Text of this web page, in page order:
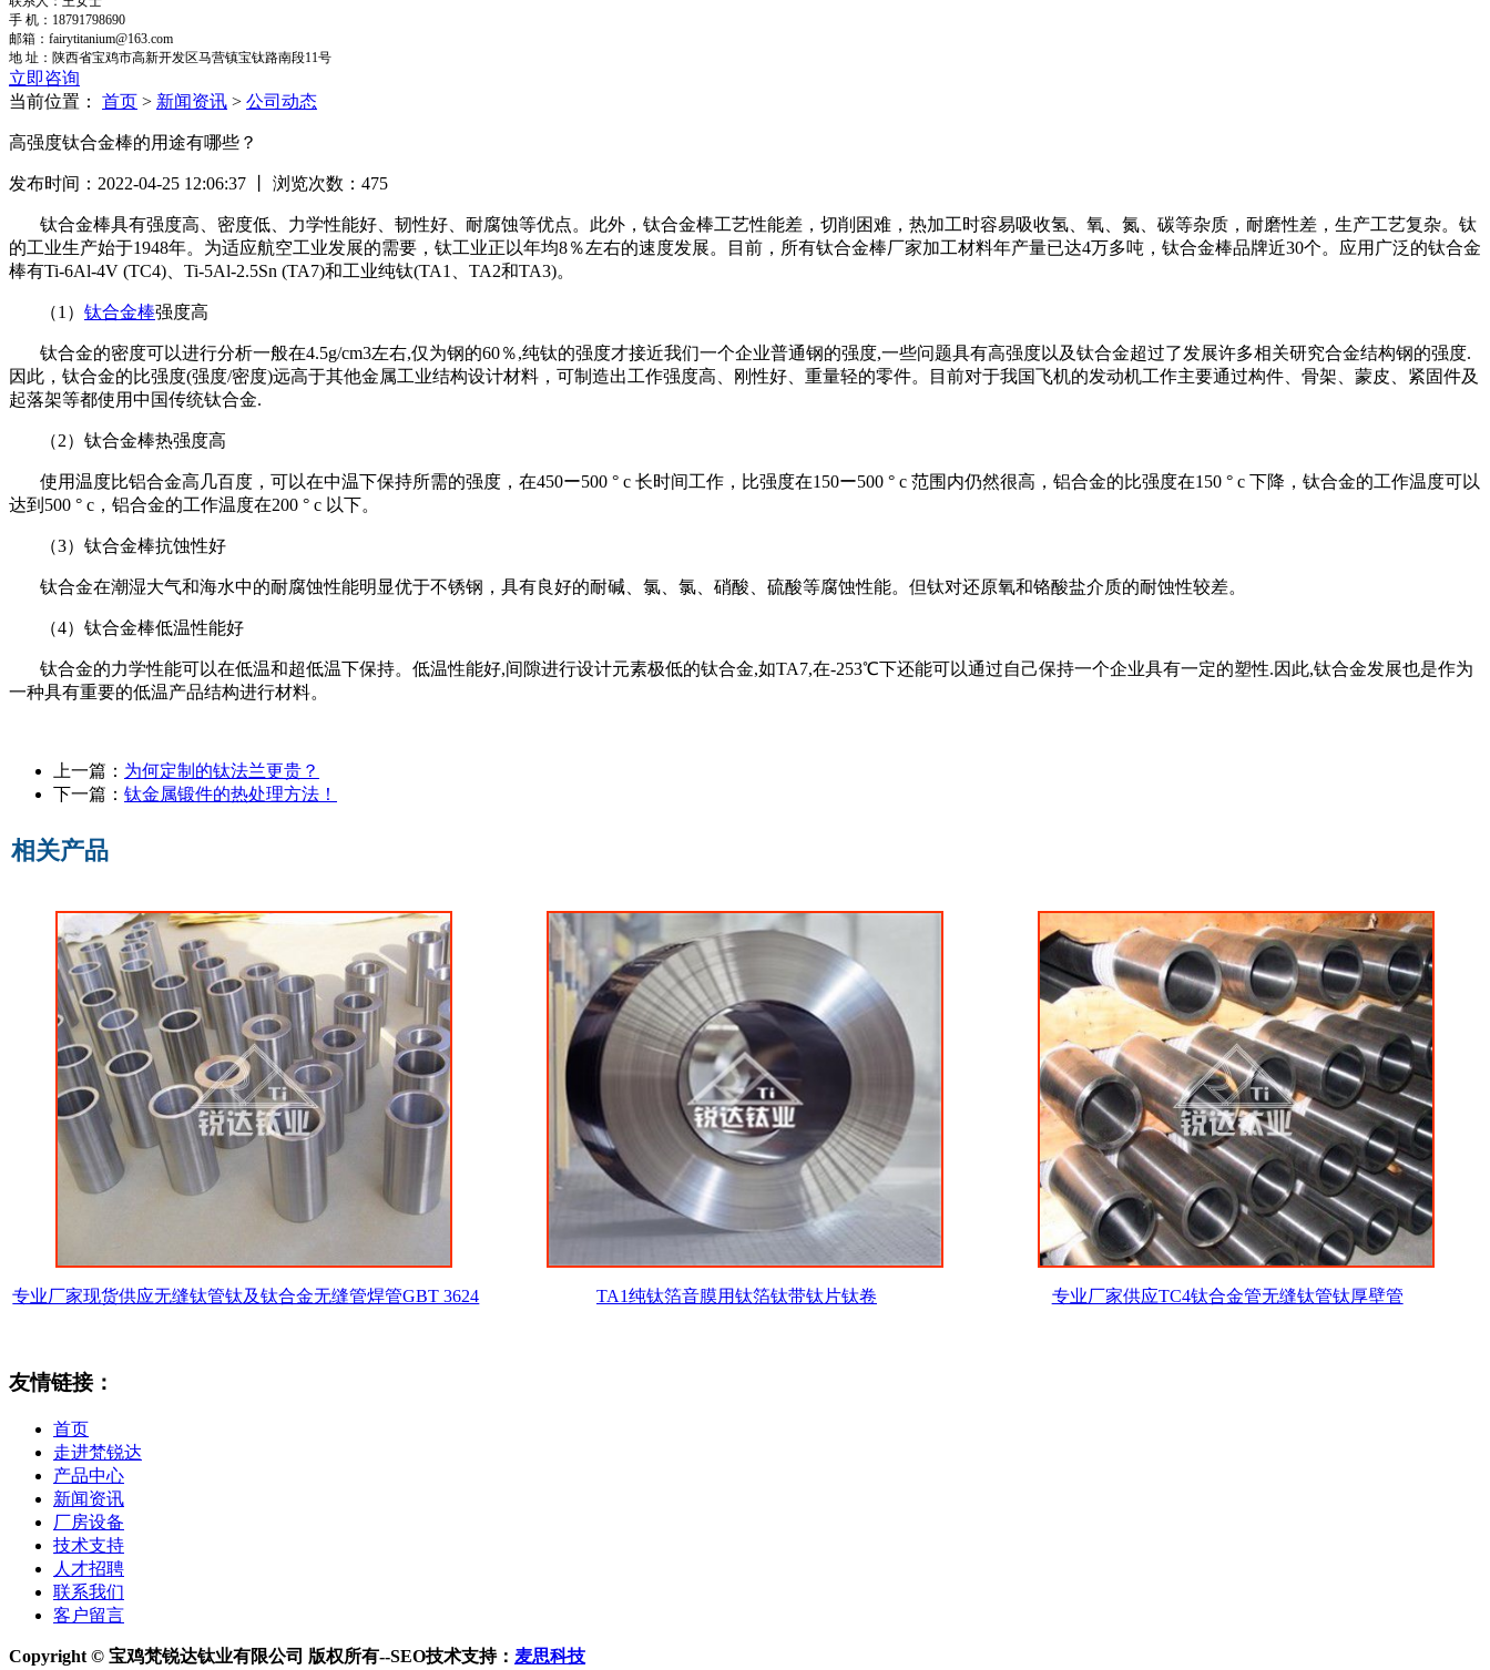
手 机：18791798690
邮箱：fairytitanium@163.com
地 址：陕西省宝鸡市高新开发区马营镇宝钛路南段11号
立即咨询
当前位置： 首页 > 新闻资讯 > 公司动态
高强度钛合金棒的用途有哪些？
发布时间：2022-04-25 12:06:37 丨 浏览次数： 475
钛合金棒具有强度高、密度低、力学性能好、韧性好、耐腐蚀等优点。此外，钛合金棒工艺性能差，切削困难，热加工时容易吸收氢、氧、氮、碳等杂质，耐磨性差，生产工艺复杂。钛
的工业生产始于1948年。为适应航空工业发展的需要，钛工业正以年均8％左右的速度发展。目前，所有钛合金棒厂家加工材料年产量已达4万多吨，钛合金棒品牌近30个。应用广泛的钛合金
棒有Ti-6Al-4V (TC4)、Ti-5Al-2.5Sn (TA7)和工业纯钛(TA1、TA2和TA3)。
（1） 钛合金棒强度高
钛合金的密度可以进行分析一般在4.5g/cm3左右,仅为钢的60％,纯钛的强度才接近我们一个企业普通钢的强度,一些问题具有高强度以及钛合金超过了发展许多相关研究合金结构钢的强度.
因此，钛合金的比强度(强度/密度)远高于其他金属工业结构设计材料，可制造出工作强度高、刚性好、重量轻的零件。目前对于我国飞机的发动机工作主要通过构件、骨架、蒙皮、紧固件及
起落架等都使用中国传统钛合金.
（2）钛合金棒热强度高
使用温度比铝合金高几百度，可以在中温下保持所需的强度，在450ー500 ° c 长时间工作，比强度在150ー500 ° c 范围内仍然很高，铝合金的比强度在150 ° c 下降，钛合金的工作温度可以
达到500 ° c，铝合金的工作温度在200 ° c 以下。
（3）钛合金棒抗蚀性好
钛合金在潮湿大气和海水中的耐腐蚀性能明显优于不锈钢，具有良好的耐碱、氯、氯、硝酸、硫酸等腐蚀性能。但钛对还原氧和铬酸盐介质的耐蚀性较差。
（4）钛合金棒低温性能好
钛合金的力学性能可以在低温和超低温下保持。低温性能好,间隙进行设计元素极低的钛合金,如TA7,在-253℃下还能可以通过自己保持一个企业具有一定的塑性.因此,钛合金发展也是作为
一种具有重要的低温产品结构进行材料。
上一篇： 为何定制的钛法兰更贵？
下一篇： 钛金属锻件的热处理方法！
相关产品
专业厂家现货供应无缝钛管钛及钛合金无缝管焊管GBT 3624 TA1纯钛箔音膜用钛箔钛带钛片钛卷 专业厂家供应TC4钛合金管无缝钛管钛厚壁管
友情链接：
首页
走进梵锐达
产品中心
新闻资讯
厂房设备
技术支持
人才招聘
联系我们
客户留言
Copyright © 宝鸡梵锐达钛业有限公司 版权所有--SEO技术支持： 麦思科技